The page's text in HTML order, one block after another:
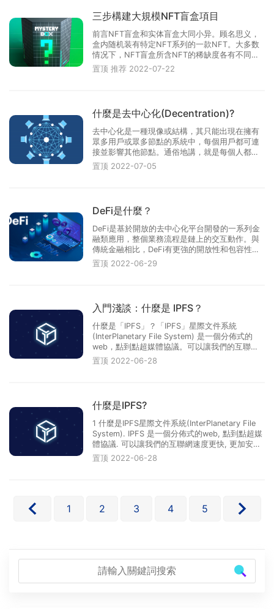
三步構建大規模NFT盲盒項目
前言NFT盲盒和实体盲盒大同小异。顾名思义，
盒内随机装有特定NFT系列的一款NFT。大多数
情况下，NFT盲盒所含NFT的稀缺度各有不同。
如果幸运降临，拆出超级稀有的NFT，售价可达
数万或数百万美元。一般情况下，多数盲盒主人
置顶 推荐 2022-07-22
什麼是去中心化(Decentration)?
去中心化是一種現像或結構，其只能出現在擁有
眾多用戶或眾多節點的系統中，每個用戶都可連
接並影響其他節點。通俗地講，就是每個人都是
中心，每個人都可以連接並影響其他節點，這種
扁平化、開源化、平等化的現像或結構，稱之為
置顶 2022-07-05
DeFi是什麼？
DeFi是基於開放的去中心化平台開發的一系列金
融類應用，整個業務流程是鏈上的交互動作。與
傳統金融相比，DeFi有更強的開放性和包容性：
第一，DeFi不需要依賴任何中心化的主體來提供
信用中介或者背書;第二，沒有准入限制，即任何
置顶 2022-06-29
入門淺談：什麼是 IPFS？
什麼是「IPFS」？「IPFS」星際文件系統
(InterPlanetary File System) 是一個分佈式的
web，點到點超媒體協議。可以讓我們的互聯網
速度更快、更加安全，並且更加開放。IPFS 協議
的目標是取代傳統的互聯網協議 HTTP。為什麼
置顶 2022-06-28
什麼是IPFS?
1 什麼是IPFS星際文件系統(InterPlanetary File
System). IPFS 是一個分佈式的web, 點到點超媒
體協議. 可以讓我們的互聯網速度更快, 更加安全,
並且更加開放. IPFS協議的目標是取代傳統的互聯
網協議HTTP。星際檔案系統是一個旨在實現檔案
置顶 2022-06-28
1 2 3 4 5